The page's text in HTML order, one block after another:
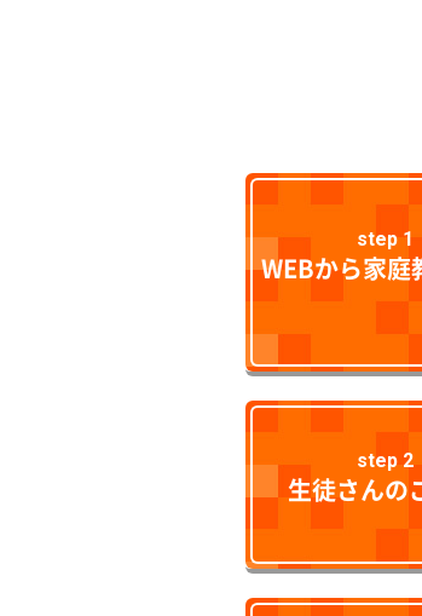
step 1
WEBから家庭
step 2
生徒さんの